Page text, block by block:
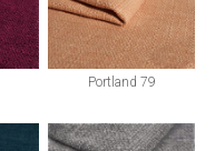
Portland 79